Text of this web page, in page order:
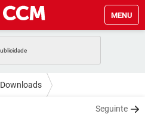
MENU
FACEBOOK
WHATSAPP
Downloads
Seguinte